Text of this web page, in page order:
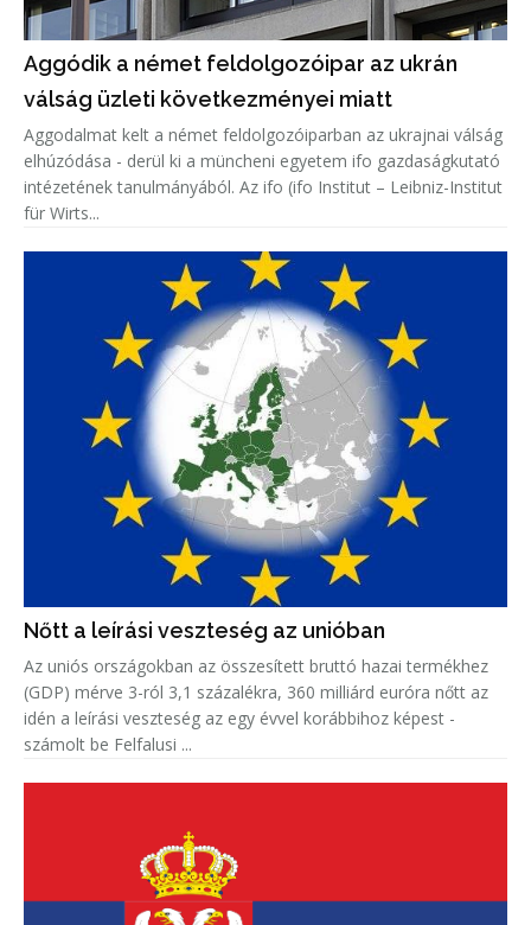
Aggódik a német feldolgozóipar az ukrán
válság üzleti következményei miatt
Aggodalmat kelt a német feldolgozóiparban az ukrajnai válság
elhúzódása - derül ki a müncheni egyetem ifo gazdaságkutató
intézetének tanulmányából. Az ifo (ifo Institut – Leibniz-Institut
für Wirts...
Nőtt a leírási veszteség az unióban
Az uniós országokban az összesített bruttó hazai termékhez
(GDP) mérve 3-ról 3,1 százalékra, 360 milliárd euróra nőtt az
idén a leírási veszteség az egy évvel korábbihoz képest -
számolt be Felfalusi ...